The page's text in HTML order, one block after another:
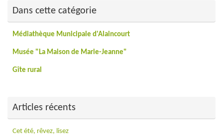
Dans cette catégorie
Médiathèque Municipale d'Alaincourt
Musée "La Maison de Marie-Jeanne"
Gîte rural
Articles récents
Cet été, rêvez, lisez